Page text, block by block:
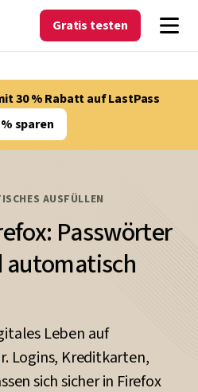
Gratis testen
30 % Rabatt auf LastPass
sparen
AUSFÜLLEN
Passwörter
automatisch
Leben auf
Logins, Kreditkarten,
sich sicher in Firefox